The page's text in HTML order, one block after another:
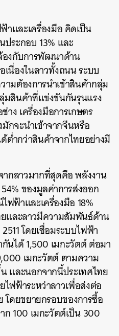
และเครื่องมือ คิดเป็น
ระกอบ 13% และ
องกับการพัฒนาด้าน
นื่องในลาวทั้งถนน ระบบ
มต้องการนำเข้าสินค้ากลุ่ม
มสินค้าที่แข่งขันกันรุนแรง
าง เครื่องมือการเกษตร
จะนำเข้าจากจีนหรือ
ต่ำกว่าสินค้าจากไทยอย่างมี
กลาวมากที่สุดคือ พลังงาน
ของมูลค่าการส่งออก
ฟ้าและเครื่องมือ 18%
และลาวมีความสัมพันธ์ด้าน
โดยเชื่อมระบบไฟฟ้า
นได้ 1,500 เมกะวัตต์ ต่อมา
เมกะวัตต์ ตามความ
และนอกจากนี้ประเทศไทย
ฟฟ้าระหว่าลาวเพื่อส่งต่อ
โดยขยายกรอบของการซื้อ
100 เมกะวัตต์เป็น 300